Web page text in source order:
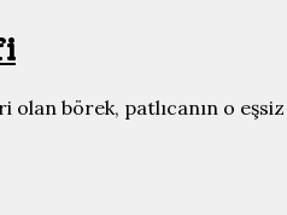
börek, patlıcanın o